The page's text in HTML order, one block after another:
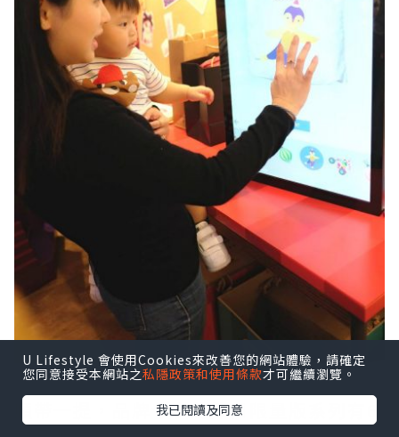
順帶一提，品牌今次的節日限量版系列有6
U Lifestyle 會使用Cookies來改善您的網站體驗，請確定
您同意接受本網站之私隱政策和使用條款才可繼續瀏覽。
我已閱讀及同意